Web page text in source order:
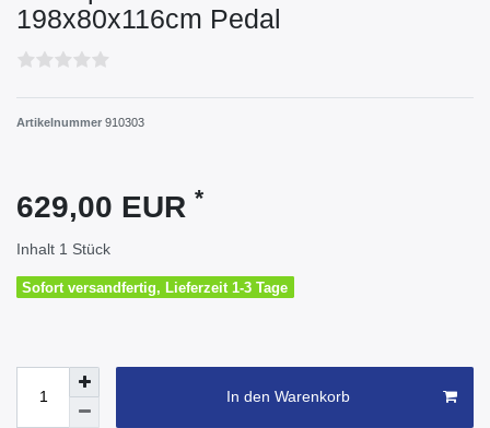
198x80x116cm Pedal
Artikelnummer 910303
629,00 EUR *
Inhalt 1 Stück
Sofort versandfertig, Lieferzeit 1-3 Tage
In den Warenkorb